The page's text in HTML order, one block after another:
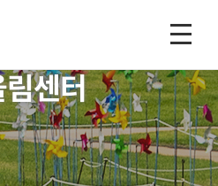
센터